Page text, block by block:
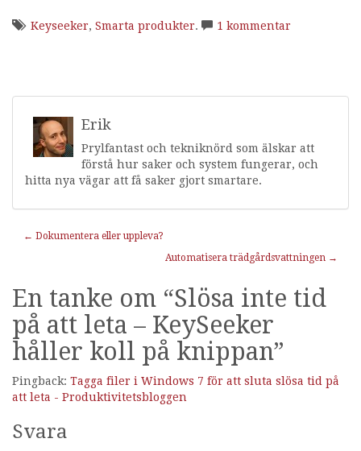
Keyseeker, Smarta produkter. 1 kommentar
Erik
Prylfantast och tekniknörd som älskar att
förstå hur saker och system fungerar, och
hitta nya vägar att få saker gjort smartare.
Inläggnavigering
← Dokumentera eller uppleva?
Automatisera trädgårdsvattningen →
En tanke om “Slösa inte tid
på att leta – KeySeeker
håller koll på knippan”
Pingback: Tagga filer i Windows 7 för att sluta slösa tid på
att leta - Produktivitetsbloggen
Svara